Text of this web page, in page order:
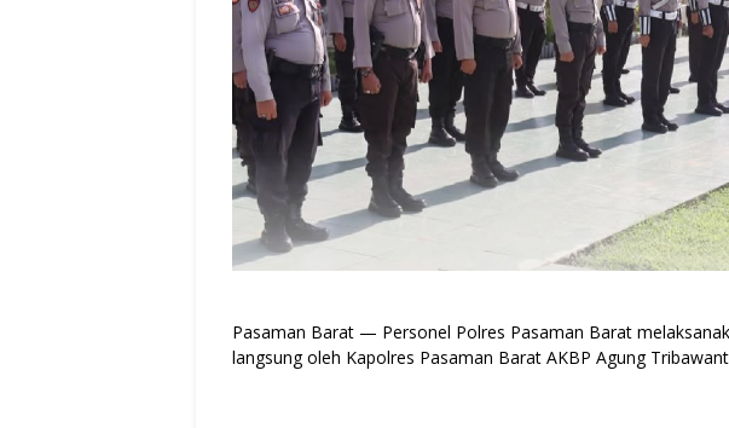
Pasaman Barat — Personel Polres Pasaman Barat
langsung oleh Kapolres Pasaman Barat AKBP Agung